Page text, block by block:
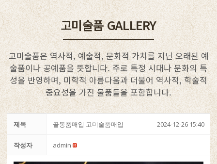
고미술품 GALLERY
고미술품은 역사적, 예술적, 문화적 가치를 지닌 오래된 예
술품이나 공예품을 뜻합니다. 주로 특정 시대나 문화의 특
성을 반영하며, 미학적 아름다움과 더불어 역사적, 학술적
중요성을 가진 물품들을 포함합니다.
제목 골동품매입 고미술품매입 2024-12-26 15:40
작성자 admin